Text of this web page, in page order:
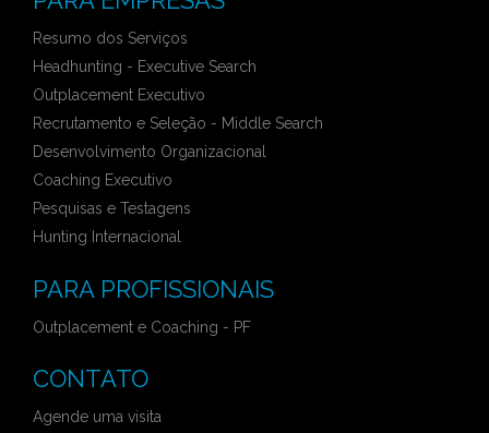
Resumo dos Serviços
Headhunting - Executive Search
Outplacement Executivo
Recrutamento e Seleção - Middle Search
Desenvolvimento Organizacional
Coaching Executivo
Pesquisas e Testagens
Hunting Internacional
PARA PROFISSIONAIS
Outplacement e Coaching - PF
CONTATO
Agende uma visita